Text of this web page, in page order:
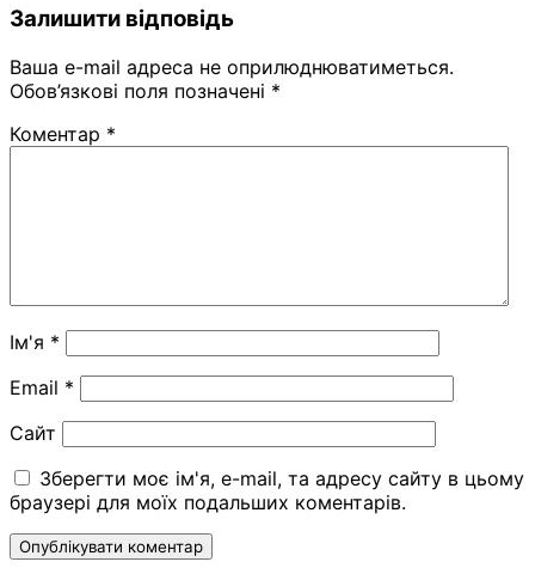
Залишити відповідь
Ваша e-mail адреса не оприлюднюватиметься.
Обов’язкові поля позначені *
Коментар *
Ім'я *
Email *
Сайт
Зберегти моє ім'я, e-mail, та адресу сайту в цьому
браузері для моїх подальших коментарів.